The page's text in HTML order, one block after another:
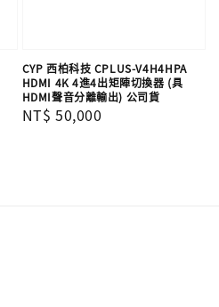
CYP 西柏科技 CPLUS-V4H4HPA
HDMI 4K 4進4出矩陣切換器 (具
HDMI聲音分離輸出) 公司貨
Regular
NT$ 50,000